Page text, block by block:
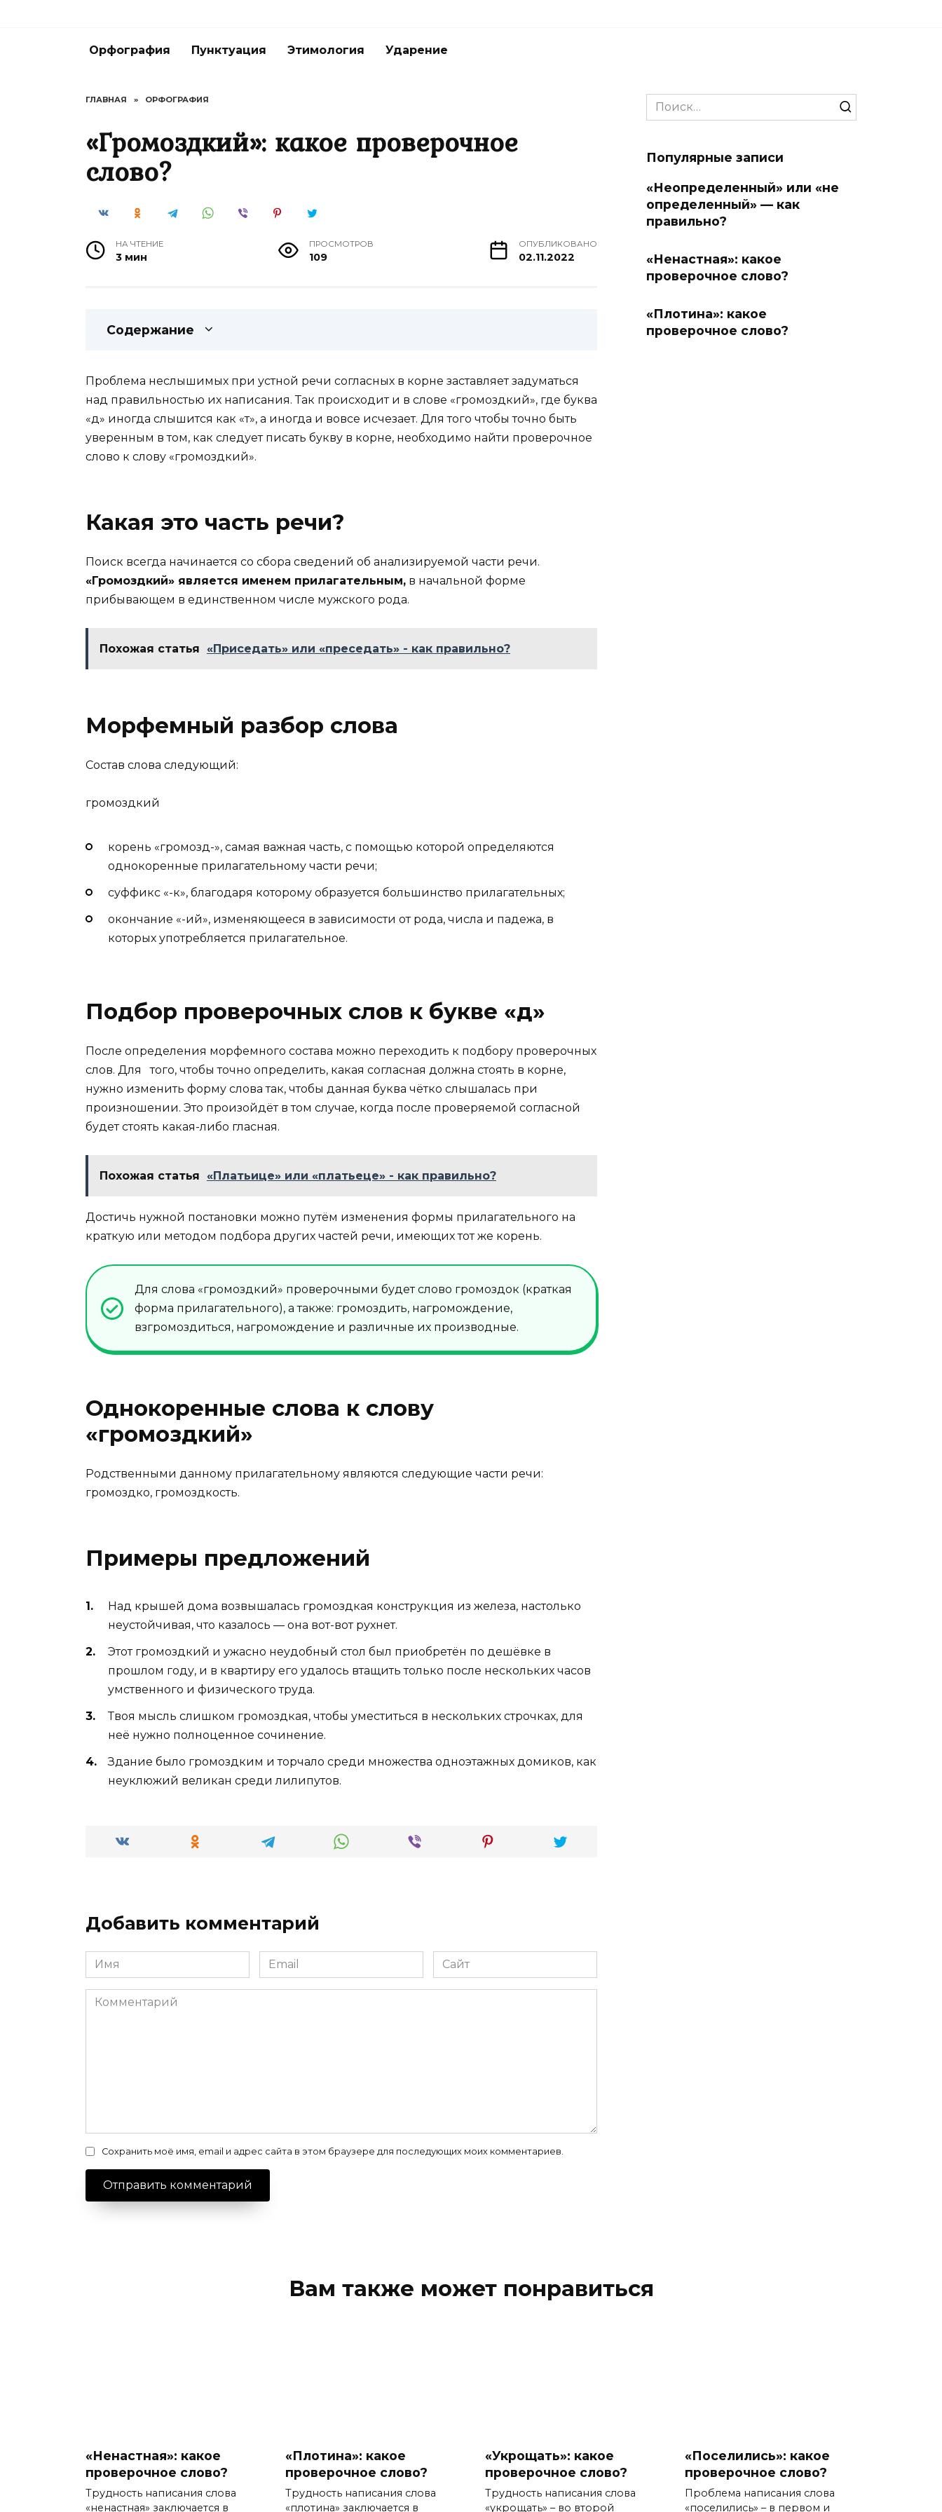
Орфография Пунктуация Этимология Ударение
ГЛАВНАЯ » ОРФОГРАФИЯ
«Громоздкий»: какое проверочное
слово?
НА ЧТЕНИЕ
3 мин
ПРОСМОТРОВ
109
ОПУБЛИКОВАНО
02.11.2022
Содержание
Проблема неслышимых при устной речи согласных в корне заставляет задуматься
над правильностью их написания. Так происходит и в слове «громоздкий», где буква
«д» иногда слышится как «т», а иногда и вовсе исчезает. Для того чтобы точно быть
уверенным в том, как следует писать букву в корне, необходимо найти проверочное
слово к слову «громоздкий».
Какая это часть речи?
Поиск всегда начинается со сбора сведений об анализируемой части речи.
«Громоздкий» является именем прилагательным, в начальной форме
прибывающем в единственном числе мужского рода.
Похожая статья «Приседать» или «преседать» - как правильно?
Морфемный разбор слова
Состав слова следующий:
громоздкий
корень «громозд-», самая важная часть, с помощью которой определяются
однокоренные прилагательному части речи;
суффикс «-к», благодаря которому образуется большинство прилагательных;
окончание «-ий», изменяющееся в зависимости от рода, числа и падежа, в
которых употребляется прилагательное.
Подбор проверочных слов к букве «д»
После определения морфемного состава можно переходить к подбору проверочных
слов. Для того, чтобы точно определить, какая согласная должна стоять в корне,
нужно изменить форму слова так, чтобы данная буква чётко слышалась при
произношении. Это произойдёт в том случае, когда после проверяемой согласной
будет стоять какая-либо гласная.
Похожая статья «Платьице» или «платьеце» - как правильно?
Достичь нужной постановки можно путём изменения формы прилагательного на
краткую или методом подбора других частей речи, имеющих тот же корень.
Для слова «громоздкий» проверочными будет слово громоздок (краткая
форма прилагательного), а также: громоздить, нагромождение,
взгромоздиться, нагромождение и различные их производные.
Однокоренные слова к слову
«громоздкий»
Родственными данному прилагательному являются следующие части речи:
громоздко, громоздкость.
Примеры предложений
Над крышей дома возвышалась громоздкая конструкция из железа, настолько
неустойчивая, что казалось — она вот-вот рухнет.
Этот громоздкий и ужасно неудобный стол был приобретён по дешёвке в
прошлом году, и в квартиру его удалось втащить только после нескольких часов
умственного и физического труда.
Твоя мысль слишком громоздкая, чтобы уместиться в нескольких строчках, для
неё нужно полноценное сочинение.
Здание было громоздким и торчало среди множества одноэтажных домиков, как
неуклюжий великан среди лилипутов.
Добавить комментарий
Имя
*
Email
*
Сайт
Комментарий
Сохранить моё имя, email и адрес сайта в этом браузере для последующих моих комментариев.
Search
for:
Популярные записи
«Неопределенный» или «не
определенный» — как
правильно?
«Ненастная»: какое
проверочное слово?
«Плотина»: какое
проверочное слово?
Вам также может понравиться
«Ненастная»: какое
проверочное слово?
Трудность написания слова
«ненастная» заключается в
«Плотина»: какое
проверочное слово?
Трудность написания слова
«плотина» заключается в
«Укрощать»: какое
проверочное слово?
Трудность написания слова
«укрощать» – во второй
«Поселились»: какое
проверочное слово?
Проблема написания слова
«поселились» – в первом и